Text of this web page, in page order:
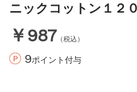
ニックコットン１２
￥987 （税込）
9ポイント付与